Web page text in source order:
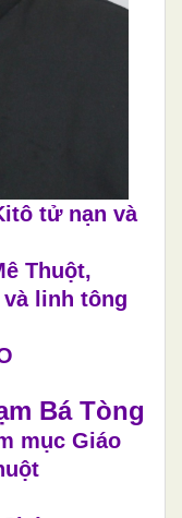
tử nạn và
Thuột,
linh tông
Bá Tòng
mục Giáo